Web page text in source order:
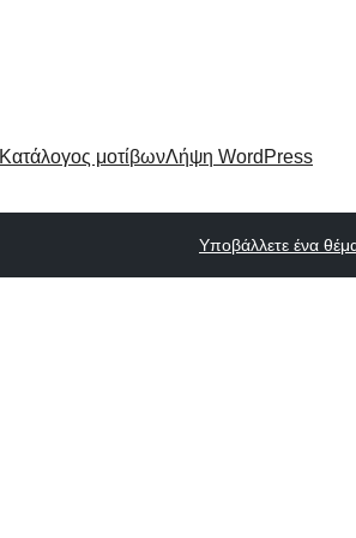
Κατάλογος μοτίβωνΛήψη WordPress
Υποβάλλετε ένα